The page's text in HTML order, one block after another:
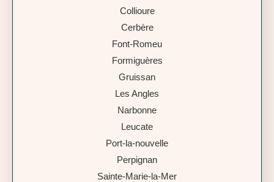
Collioure
Cerbère
Font-Romeu
Formiguères
Gruissan
Les Angles
Narbonne
Leucate
Port-la-nouvelle
Perpignan
Sainte-Marie-la-Mer